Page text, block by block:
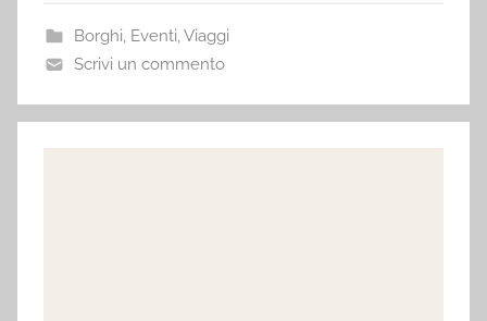
Borghi, Eventi,Viaggi
Scrivi un commento